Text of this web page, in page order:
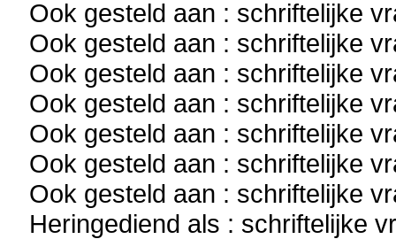
Ook gesteld aan : schriftelijke
Ook gesteld aan : schriftelijke
Ook gesteld aan : schriftelijke
Ook gesteld aan : schriftelijke
Ook gesteld aan : schriftelijke
Ook gesteld aan : schriftelijke
Ook gesteld aan : schriftelijke
Heringediend als : schriftelijke